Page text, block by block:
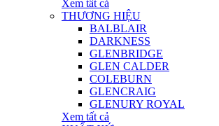
Xem tất cả
THƯƠNG HIỆU
BALBLAIR
DARKNESS
GLENBRIDGE
GLEN CALDER
COLEBURN
GLENCRAIG
GLENURY ROYAL
Xem tất cả